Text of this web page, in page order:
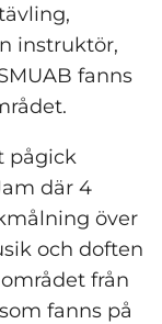
instruktör,
fanns
pågick
där 4
över
och doften
från
fanns på